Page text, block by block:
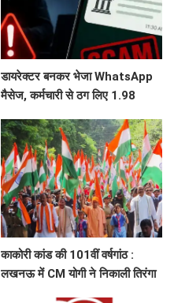
डायरेक्टर बनकर भेजा WhatsApp
मैसेज, कर्मचारी से ठग लिए 1.98
वापस दिला दिए 1.83 करोड़
काकोरी कांड की 101वीं वर्षगांठ :
लखनऊ में CM योगी ने निकाली तिरंगा